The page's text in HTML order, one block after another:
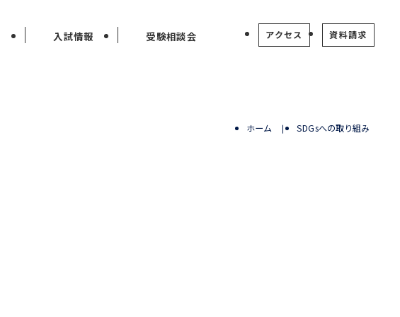
入試情報 受験相談会 アクセス 資料請求
ホーム SDGsへの取り組み